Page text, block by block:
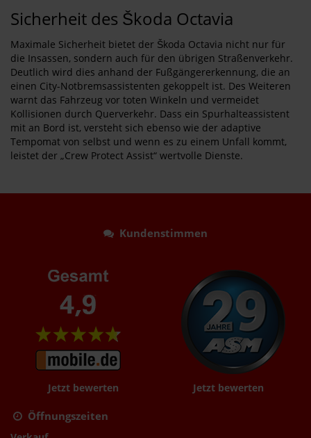
Sicherheit des Škoda Octavia
Maximale Sicherheit bietet der Škoda Octavia nicht nur für
die Insassen, sondern auch für den übrigen Straßenverkehr.
Deutlich wird dies anhand der Fußgängererkennung, die an
einen City-Notbremsassistenten gekoppelt ist. Des Weiteren
warnt das Fahrzeug vor toten Winkeln und vermeidet
Kollisionen durch Querverkehr. Dass ein Spurhalteassistent
mit an Bord ist, versteht sich ebenso wie der adaptive
Tempomat von selbst und wenn es zu einem Unfall kommt,
leistet der „Crew Protect Assist“ wertvolle Dienste.
Kundenstimmen
Jetzt bewerten Jetzt bewerten
Öffnungszeiten